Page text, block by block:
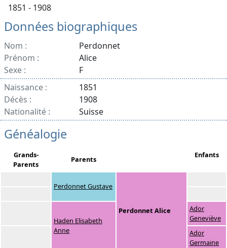
1851 - 1908
Données biographiques
Nom :
Perdonnet
Prénom :
Alice
Sexe :
F
Naissance :
1851
Décès :
1908
Nationalité :
Suisse
Généalogie
Grands-
Parents
Parents Enfants
Perdonnet Gustave
Perdonnet Alice
Haden Elisabeth
Anne
Ador
Geneviève
Ador
Germaine